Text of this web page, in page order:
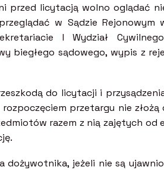
przed licytacją wolno oglądać
w Sądzie Rejonowym
I Wydział
biegłego sądowego, wypis z
do licytacji i
przetargu nie
razem z nią zajętych od
dożywotnika, jeżeli nie są